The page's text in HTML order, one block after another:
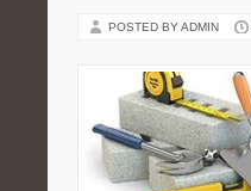
POSTED BY ADMIN